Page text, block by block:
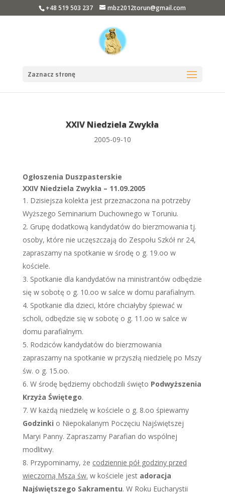
+48 519 503 237 mbz2012torun@gmail.com
Zaznacz stronę
XXIV Niedziela Zwykła
2005-09-10
Ogłoszenia Duszpasterskie
XXIV Niedziela Zwykła – 11.09.2005
Dzisiejsza kolekta jest przeznaczona na potrzeby
Wyższego Seminarium Duchownego w Toruniu.
Grupę dodatkową kandydatów do bierzmowania tj.
osoby, które nie uczęszczają do Zespołu Szkół nr 24,
zapraszamy na spotkanie w środę o g. 19.oo w
kościele.
Spotkanie dla kandydatów na ministrantów odbędzie
się w sobotę o g. 10.oo w salce w domu parafialnym.
Spotkanie dla dzieci, które chciałyby śpiewać w
scholi, odbędzie się w sobotę o g. 11.oo w salce w
domu parafialnym.
Rodziców kandydatów do bierzmowania
zapraszamy na spotkanie w przyszłą niedzielę po Mszy
św. o g. 15.oo.
W środę będziemy obchodzili święto Podwyższenia
Krzyża Świętego.
W każdą niedzielę w kościele o g. 8.oo śpiewamy
Godzinki o Niepokalanym Poczęciu Najświętszej
Maryi Panny. Zapraszamy Parafian do wspólnej
modlitwy.
Przypominamy, że codziennie pół godziny przed
wieczorną Mszą św. w kościele jest adoracja
Najświętszego Sakramentu. W Roku Eucharystii